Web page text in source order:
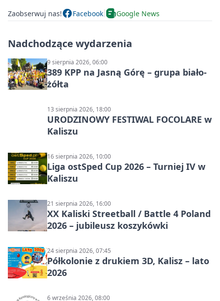
Zaobserwuj nas! Facebook Google News
Nadchodzące wydarzenia
9 sierpnia 2026, 06:00
389 KPP na Jasną Górę – grupa biało-
żółta
13 sierpnia 2026, 18:00
URODZINOWY FESTIWAL FOCOLARE w
Kaliszu
16 sierpnia 2026, 10:00
Liga ostSped Cup 2026 – Turniej IV w
Kaliszu
21 sierpnia 2026, 16:00
XX Kaliski Streetball / Battle 4 Poland
2026 – jubileusz koszykówki
24 sierpnia 2026, 07:45
Półkolonie z drukiem 3D, Kalisz – lato
2026
6 września 2026, 08:00